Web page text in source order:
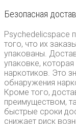
Безопасная
Psychedelicspace
того, что их
упакованы.
упаковке,
наркотиков. Это
обнаружения
Кроме того,
преимуществом,
быстрые сроки
снижает риск